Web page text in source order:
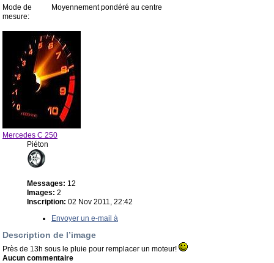
Mode de
mesure:
Moyennement pondéré au centre
Mercedes C 250
Piéton
Messages: 12
Images: 2
Inscription: 02 Nov 2011, 22:42
Envoyer un e-mail à
Description de l’image
Près de 13h sous le pluie pour remplacer un moteur!
Aucun commentaire